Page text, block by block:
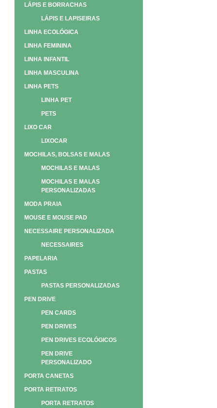
LÁPIS E BORRACHAS
LÁPIS E LAPISEIRAS
LINHA ECOLÓGICA
LINHA FEMININA
LINHA INFANTIL
LINHA MASCULINA
LINHA PETS
LINHA PET
PETS
LIXO CAR
LIXOCAR
MOCHILAS, BOLSAS E MALAS
MOCHILAS E MALAS
MOCHILAS E MALAS
PERSONALIZADAS
MODA PRAIA
MOUSE E MOUSE PAD
NECESSAIRE PERSONALIZADA
NECESSAIRES
PAPELARIA
PASTAS
PASTAS PERSONALIZADAS
PEN DRIVE
PEN CARDS
PEN DRIVES
PEN DRIVES ECOLÓGICOS
PEN DRIVE
PERSONALIZADO
PORTA CANETAS
PORTA RETRATOS
PORTA RETRATOS